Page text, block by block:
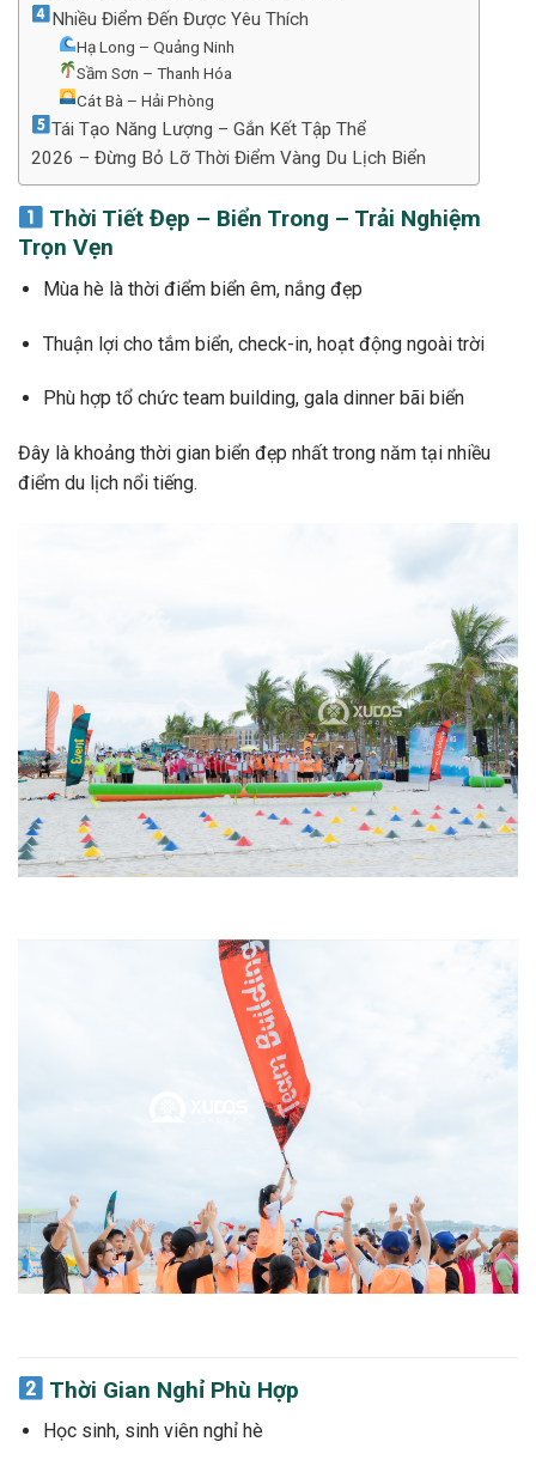
Nhiều Điểm Đến Được Yêu Thích
Hạ Long – Quảng Ninh
Sầm Sơn – Thanh Hóa
Cát Bà – Hải Phòng
Tái Tạo Năng Lượng – Gắn Kết Tập Thể
2026 – Đừng Bỏ Lỡ Thời Điểm Vàng Du Lịch Biển
Thời Tiết Đẹp – Biển Trong – Trải Nghiệm
Trọn Vẹn
Mùa hè là thời điểm biển êm, nắng đẹp
Thuận lợi cho tắm biển, check-in, hoạt động ngoài trời
Phù hợp tổ chức team building, gala dinner bãi biển
Đây là khoảng thời gian biển đẹp nhất trong năm tại nhiều
điểm du lịch nổi tiếng.
Thời Gian Nghỉ Phù Hợp
Học sinh, sinh viên nghỉ hè